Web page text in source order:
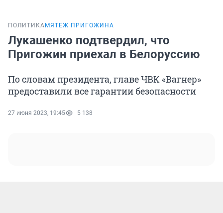
ПОЛИТИКА МЯТЕЖ ПРИГОЖИНА
Лукашенко подтвердил, что
Пригожин приехал в Белоруссию
По словам президента, главе ЧВК «Вагнер»
предоставили все гарантии безопасности
27 июня 2023, 19:45 5 138